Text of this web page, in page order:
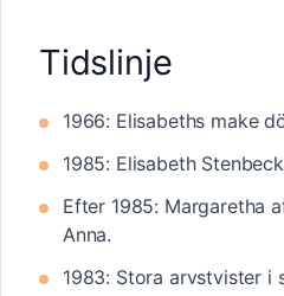
Tidslinje
1966: Elisabeths make
1985: Elisabeth
Efter 1985: Margaretha
Anna.
1983: Stora arvstvister i